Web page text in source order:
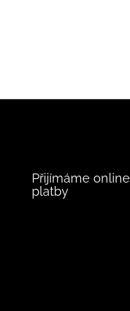
Přijímáme online
platby